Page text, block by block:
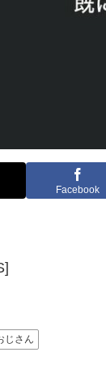
Facebook
じさん